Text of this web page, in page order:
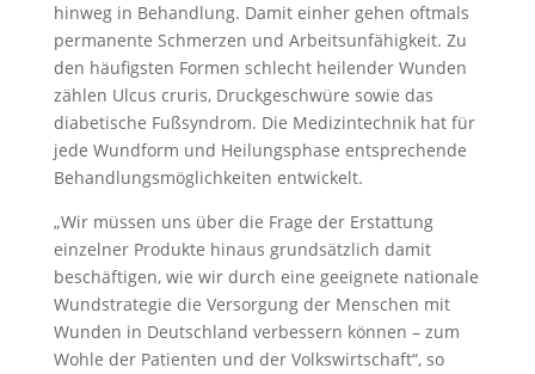
hinweg in Behandlung. Damit einher gehen oftmals
permanente Schmerzen und Arbeitsunfähigkeit. Zu
den häufigsten Formen schlecht heilender Wunden
zählen Ulcus cruris, Druckgeschwüre sowie das
diabetische Fußsyndrom. Die Medizintechnik hat für
jede Wundform und Heilungsphase entsprechende
Behandlungsmöglichkeiten entwickelt.
„Wir müssen uns über die Frage der Erstattung
einzelner Produkte hinaus grundsätzlich damit
beschäftigen, wie wir durch eine geeignete nationale
Wundstrategie die Versorgung der Menschen mit
Wunden in Deutschland verbessern können – zum
Wohle der Patienten und der Volkswirtschaft“, so